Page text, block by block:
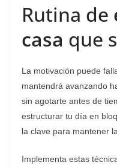
​Rutina de
casa que
​La motivación puede
mantendrá avanzando
sin agotarte antes de
estructurar tu día en
la clave para mantener
​Implementa estas